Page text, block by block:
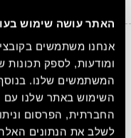
האתר עושה שימוש
ומודעות, לספק
המשתמשים שלנו.
השימוש באתר שלנו עם
החברתית, הפרסום
לשלב את הנתונים
10%